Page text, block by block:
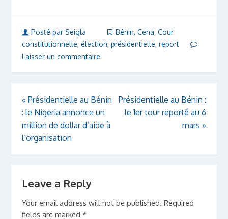
Posté par Seigla Bénin, Cena, Cour
constitutionnelle, élection, présidentielle, report
Laisser un commentaire
« Présidentielle au Bénin
: le Nigeria annonce un
million de dollar d’aide à
l’organisation
Présidentielle au Bénin :
le 1er tour reporté au 6
mars »
Leave a Reply
Your email address will not be published. Required
fields are marked *